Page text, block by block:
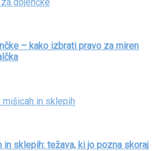
– kako izbrati pravo za miren
in sklepih: težava, ki jo pozna skoraj